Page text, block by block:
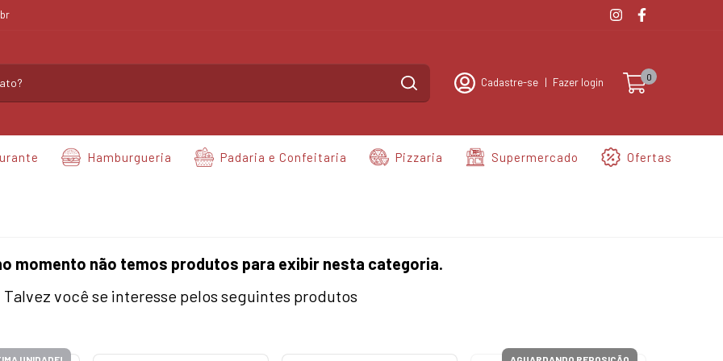
Cadastre-se | Fazer login 0
Hamburgueria Padaria e Confeitaria Pizzaria Supermercado Ofertas
momento não temos produtos para exibir nesta categoria.
Talvez você se interesse pelos seguintes produtos